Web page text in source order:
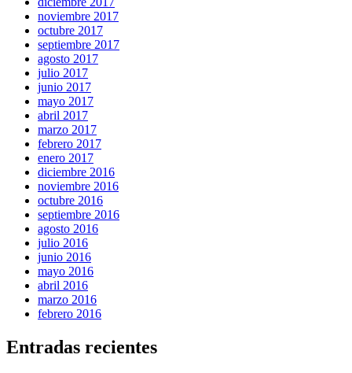
noviembre 2017
octubre 2017
septiembre 2017
agosto 2017
julio 2017
junio 2017
mayo 2017
abril 2017
marzo 2017
febrero 2017
enero 2017
diciembre 2016
noviembre 2016
octubre 2016
septiembre 2016
agosto 2016
julio 2016
junio 2016
mayo 2016
abril 2016
marzo 2016
febrero 2016
Entradas recientes